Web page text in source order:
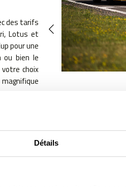
Détails
des tarifs
Lotus et
pour une
ou bien le
choix